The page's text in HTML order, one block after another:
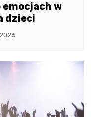
emocjach w
dzieci